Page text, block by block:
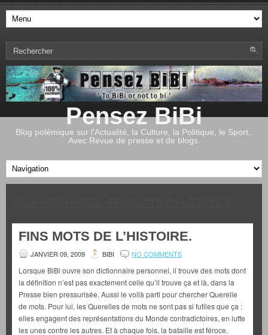
Pensez BiBi
Blog polémique sur l'Actualité, la Culture, la Politique, le Sport,.
Avec Revue de presse et de blogs.
FINS MOTS DE L’HISTOIRE.
JANVIER 09, 2009 BIBI NO COMMENTS
Lorsque BiBi ouvre son dictionnaire personnel, il trouve des mots dont
la définition n’est pas exactement celle qu’il trouve ça et là, dans la
Presse bien pressurisée. Aussi le voilà parti pour chercher Querelle
de mots. Pour lui, les Querelles de mots ne sont pas si futiles que ça :
elles engagent des représentations du Monde contradictoires, en lutte
les unes contre les autres. Et à chaque fois, la bataille est féroce.